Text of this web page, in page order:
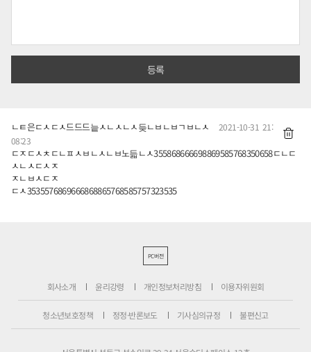
ㄴㅌ은ㄷㅅㄷㅅ드드드늩ㅅㄴㅅㄴㅅ듲ㄴㅂㄴㅂㄱㅂㄴㅅ
08:23
ㄷㅈㄷㅅㅊㄷㄴㅍㅅㅂㄴㅅㄴㅂ노듧ㄴㅅ355868666698869585768350658ㄷㄴㄷ
ㅅㄴㅅㄷㅅㅈ
ㅈㄴㅂㅅㄷㅈ
PC버전